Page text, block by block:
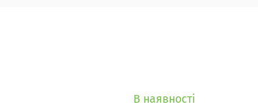
В наявності